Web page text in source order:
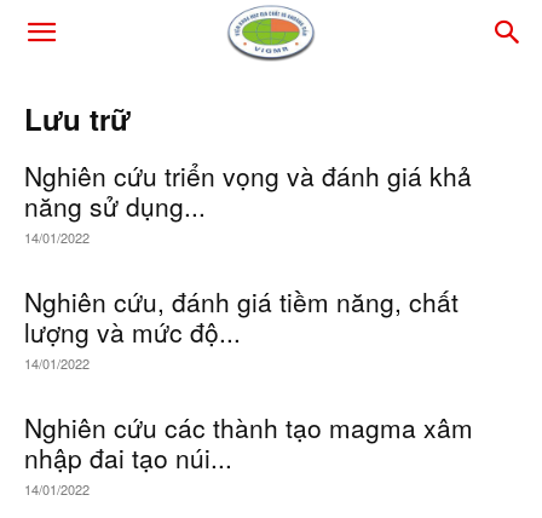
Lưu trữ
Nghiên cứu triển vọng và đánh giá khả
năng sử dụng...
14/01/2022
Nghiên cứu, đánh giá tiềm năng, chất
lượng và mức độ...
14/01/2022
Nghiên cứu các thành tạo magma xâm
nhập đai tạo núi...
14/01/2022